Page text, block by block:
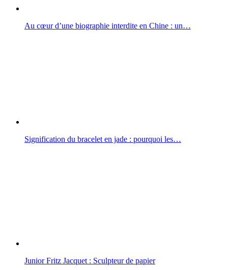
Au cœur d’une biographie interdite en Chine : un…
Signification du bracelet en jade : pourquoi les…
Junior Fritz Jacquet : Sculpteur de papier